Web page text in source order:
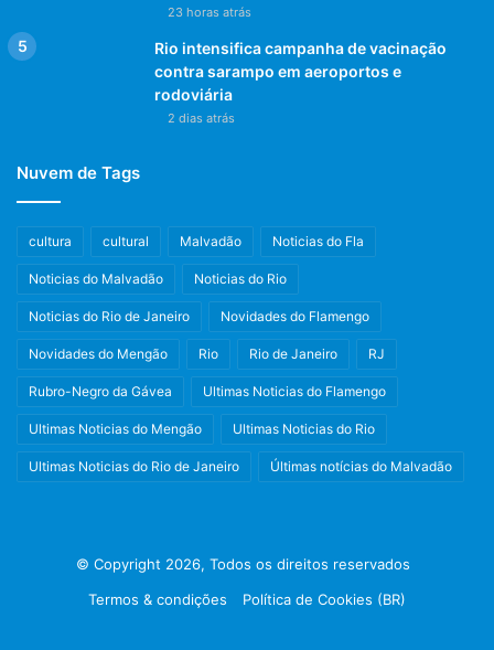
23 horas atrás
Rio intensifica campanha de vacinação
contra sarampo em aeroportos e
rodoviária
2 dias atrás
Nuvem de Tags
cultura cultural Malvadão Noticias do Fla
Noticias do Malvadão Noticias do Rio
Noticias do Rio de Janeiro Novidades do Flamengo
Novidades do Mengão Rio Rio de Janeiro RJ
Rubro-Negro da Gávea Ultimas Noticias do Flamengo
Ultimas Noticias do Mengão Ultimas Noticias do Rio
Ultimas Noticias do Rio de Janeiro Últimas notícias do Malvadão
© Copyright 2026, Todos os direitos reservados
Termos & condições
Política de Cookies (BR)